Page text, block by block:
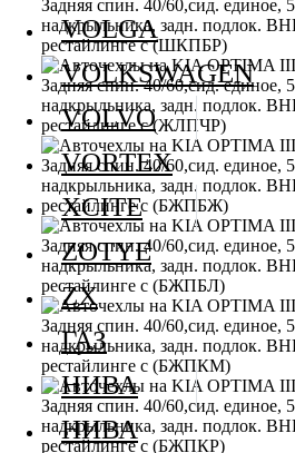
VOLGA
VOLKSWAGEN
VOLVO
VORTEX
XCITE
ZOTYE
ZX
ГАЗ
НИВА
НИВА